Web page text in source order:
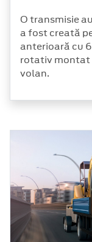
O transmisie
a fost creată
anterioară cu
rotativ montat
volan.